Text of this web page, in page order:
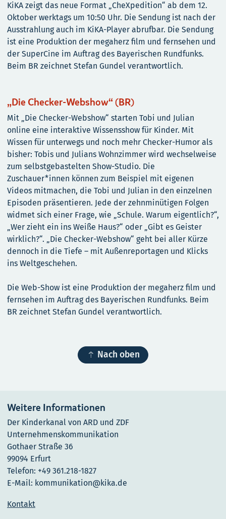
KiKA zeigt das neue Format „CheXpedition“ ab dem 12.
Oktober werktags um 10:50 Uhr. Die Sendung ist nach der
Ausstrahlung auch im KiKA-Player abrufbar. Die Sendung
ist eine Produktion der megaherz film und fernsehen und
der SuperCine im Auftrag des Bayerischen Rundfunks.
Beim BR zeichnet Stefan Gundel verantwortlich.
„Die Checker-Webshow“ (BR)
Mit „Die Checker-Webshow“ starten Tobi und Julian
online eine interaktive Wissensshow für Kinder. Mit
Wissen für unterwegs und noch mehr Checker-Humor als
bisher: Tobis und Julians Wohnzimmer wird wechselweise
zum selbstgebastelten Show-Studio. Die
Zuschauer*innen können zum Beispiel mit eigenen
Videos mitmachen, die Tobi und Julian in den einzelnen
Episoden präsentieren. Jede der zehnminütigen Folgen
widmet sich einer Frage, wie „Schule. Warum eigentlich?“,
„Wer zieht ein ins Weiße Haus?“ oder „Gibt es Geister
wirklich?“. „Die Checker-Webshow“ geht bei aller Kürze
dennoch in die Tiefe – mit Außenreportagen und Klicks
ins Weltgeschehen.
Die Web-Show ist eine Produktion der megaherz film und
fernsehen im Auftrag des Bayerischen Rundfunks. Beim
BR zeichnet Stefan Gundel verantwortlich.
 Nach oben
Weitere Informationen
Der Kinderkanal von ARD und ZDF
Unternehmenskommunikation
Gothaer Straße 36
99094 Erfurt
Telefon: +49 361.218-1827
E-Mail: kommunikation@kika.de
Kontakt